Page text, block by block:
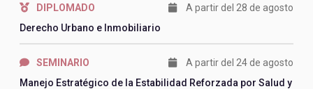
DIPLOMADO
A partir del 28 de agosto
Derecho Urbano e Inmobiliario
SEMINARIO
A partir del 24 de agosto
Manejo Estratégico de la Estabilidad Reforzada por Salud y